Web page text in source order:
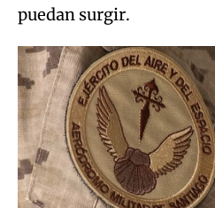
puedan surgir.